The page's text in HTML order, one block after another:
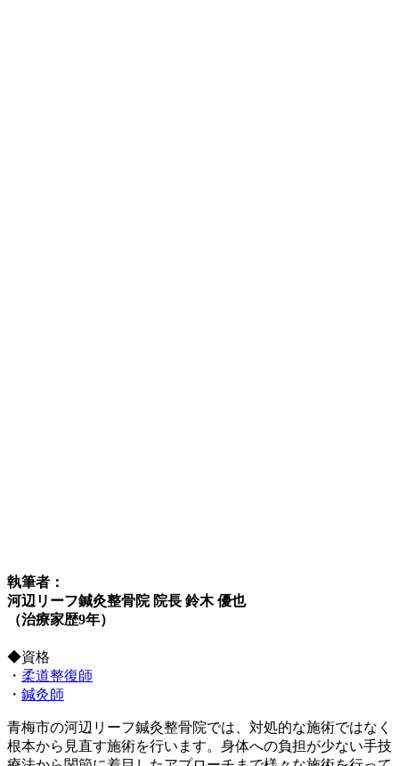
執筆者：
河辺リーフ鍼灸整骨院 院長 鈴木 優也
（治療家歴9年）
◆資格
・ 柔道整復師
・ 鍼灸師
青梅市の河辺リーフ鍼灸整骨院では、対処的な施術ではなく
根本から見直す施術を行います。身体への負担が少ない手技